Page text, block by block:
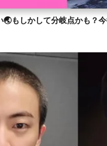
🌏もしかして分岐点かも？